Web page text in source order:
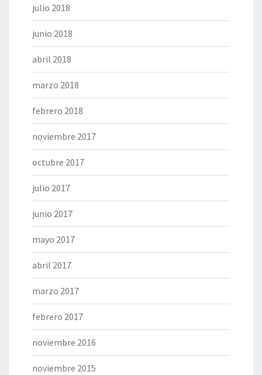
julio 2018
junio 2018
abril 2018
marzo 2018
febrero 2018
noviembre 2017
octubre 2017
julio 2017
junio 2017
mayo 2017
abril 2017
marzo 2017
febrero 2017
noviembre 2016
noviembre 2015